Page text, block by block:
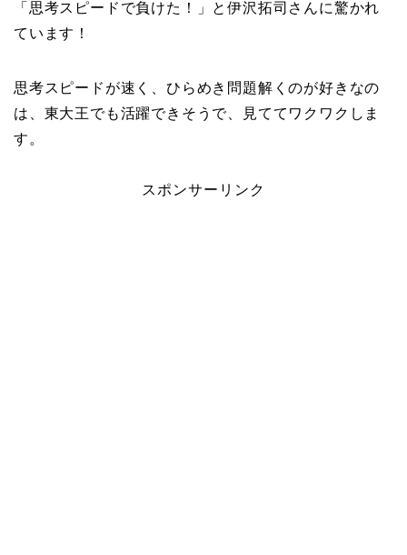
「思考スピードで負けた！」と伊沢拓司さんに驚かれ
ています！
思考スピードが速く、ひらめき問題解くのが好きなの
は、東大王でも活躍できそうで、見ててワクワクしま
す。
スポンサーリンク